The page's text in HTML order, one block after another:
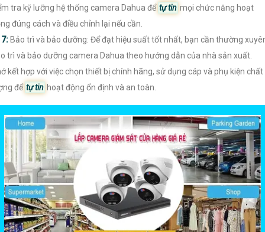
tra kỹ lưỡng hệ thống camera Dahua để tự tin mọi chức năng hoạt
đúng cách và điều chỉnh lại nếu cần.
7: Bảo trì và bảo dưỡng: Để đạt hiệu suất tốt nhất, bạn cần thường
trì và bảo dưỡng camera Dahua theo hướng dẫn của nhà sản xuất.
kết hợp với việc chọn thiết bị chính hãng, sử dụng cáp và phụ kiện chất
để tự tin hoạt động ổn định và an toàn.